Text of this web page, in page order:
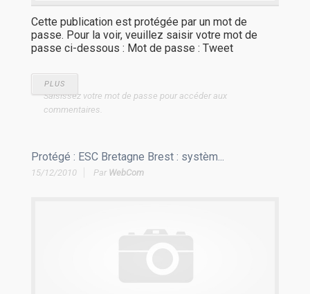
Cette publication est protégée par un mot de
passe. Pour la voir, veuillez saisir votre mot de
passe ci-dessous : Mot de passe : Tweet
PLUS
Saisissez votre mot de passe pour accéder aux
commentaires.
Protégé : ESC Bretagne Brest : systèm...
15/12/2010 Par WebCom